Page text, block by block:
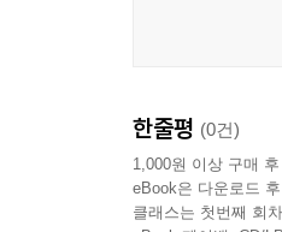
한줄평 (0건)
1,000원 이상 구매
eBook은 다운로드
클래스는 첫번째 회